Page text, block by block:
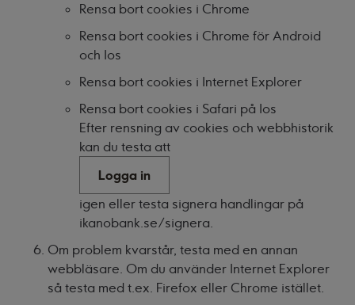
Rensa bort cookies i Chrome
Rensa bort cookies i Chrome för Android
och Ios
Rensa bort cookies i Internet Explorer
Rensa bort cookies i Safari på Ios
Efter rensning av cookies och webbhistorik
kan du testa att
Logga in
igen eller testa signera handlingar på
ikanobank.se/signera.
Om problem kvarstår, testa med en annan
webbläsare. Om du använder Internet Explorer
så testa med t.ex. Firefox eller Chrome istället.